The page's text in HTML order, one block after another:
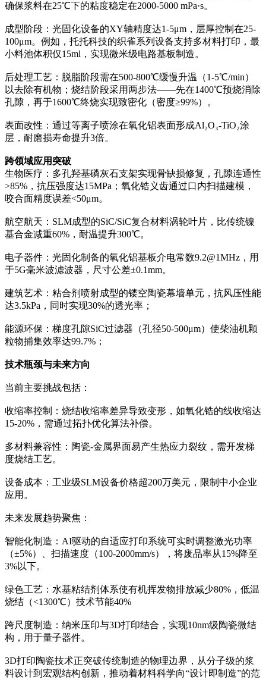
确保浆料在25℃下的粘度稳定在2000-5000 mPa·s。
成型阶段：光固化设备的XY轴精度达1-5μm，层厚控制在25-
100μm。例如，托托科技的织雀系列设备支持多材料打印，最
小料池体积仅15ml，实现微米级电路基板制造。
后处理工艺：脱脂阶段需在500-800℃缓慢升温（1-5℃/min）
以去除有机物；烧结阶段采用两步法——先在1400℃预烧消除
孔隙，再于1600℃终烧实现致密化（密度≥99%）。
表面改性：通过等离子喷涂在氧化铝表面形成Al₂O₃-TiO₂涂
层，耐磨损寿命提升3倍。
跨领域应用突破
生物医疗：多孔羟基磷灰石支架实现骨缺损修复，孔隙连通性
>85%，抗压强度达15MPa；氧化锆义齿通过口内扫描建模，
咬合面精度误差<50μm。
航空航天：SLM成型的SiC/SiC复合材料涡轮叶片，比传统镍
基合金减重60%，耐温提升300℃。
电子器件：光固化制备的氧化铝基板介电常数9.2@1MHz，用
于5G毫米波滤波器，尺寸公差±0.1mm。
建筑艺术：粘合剂喷射成型的镂空陶瓷幕墙单元，抗风压性能
达3.5kPa，同时实现30%的透光率；
能源环保：梯度孔隙SiC过滤器（孔径50-500μm）使柴油机颗
粒物捕集效率达99.7%；
技术瓶颈与未来方向
当前主要挑战包括：
收缩率控制：烧结收缩率差异导致变形，如氧化锆的线收缩达
15-20%，需通过拓扑优化算法补偿。
多材料兼容性：陶瓷-金属界面易产生热应力裂纹，需开发梯
度烧结工艺。
设备成本：工业级SLM设备价格超200万美元，限制中小企业
应用。
未来发展趋势聚焦：
智能化制造：AI驱动的自适应打印系统可实时调整激光功率
（±5%）、扫描速度（100-2000mm/s），将废品率从15%降至
3%以下。
绿色工艺：水基粘结剂体系使有机挥发物排放减少80%，低温
烧结（<1300℃）技术节能40%
跨尺度制造：纳米压印与3D打印结合，实现10nm级陶瓷微结
构，用于量子器件。
3D打印陶瓷技术正突破传统制造的物理边界，从分子级的浆
料设计到宏观结构创新，推动着材料科学向“设计即制造”的范